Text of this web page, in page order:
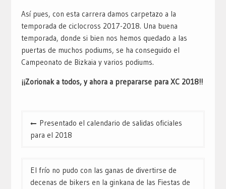
Así pues, con esta carrera damos carpetazo a la
temporada de ciclocross 2017-2018. Una buena
temporada, donde si bien nos hemos quedado a las
puertas de muchos podiums, se ha conseguido el
Campeonato de Bizkaia y varios podiums.
¡¡Zorionak a todos, y ahora a prepararse para XC 2018!!
Navegación
de
Presentado el calendario de salidas oficiales
para el 2018
El frío no pudo con las ganas de divertirse de
decenas de bikers en la ginkana de las Fiestas de